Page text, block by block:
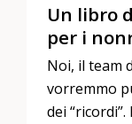
Un libro
per i
Noi, il team
vorremmo
dei